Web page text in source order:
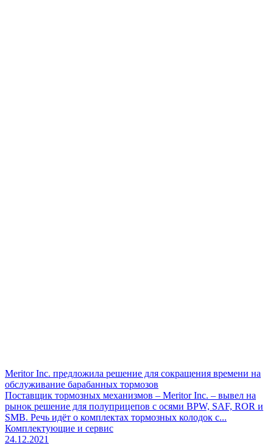
Meritor Inc. предложила решение для сокращения времени на
обслуживание барабанных тормозов
Поставщик тормозных механизмов – Meritor Inc. – вывел на
рынок решение для полуприцепов с осями BPW, SAF, ROR и
SMB. Речь идёт о комплектах тормозных колодок с...
Комплектующие и сервис
24.12.2021